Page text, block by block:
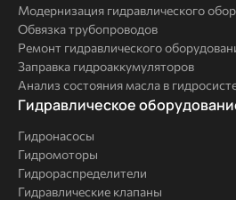
Модернизация гидравлического
Обвязка трубопроводов
Ремонт гидравлического
Заправка гидроаккумуляторов
Анализ состояния масла в
Комплексные
Гидравлическое
Гидронасосы
Гидромоторы
Гидрораспределители
Гидравлические клапаны